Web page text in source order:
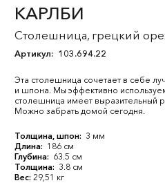
КАРЛБИ
Столешница, грецкий
Артикул: 103.694.22
Эта столешница сочетает в себе
и шпона. Мы эффективно
столешница имеет выразительный
Можно забрать домой сегодня.
Толщина, шпон: 3 мм
Длина: 186 см
Глубина: 63.5 см
Толщина: 3.8 см
Вес: 29,51 кг